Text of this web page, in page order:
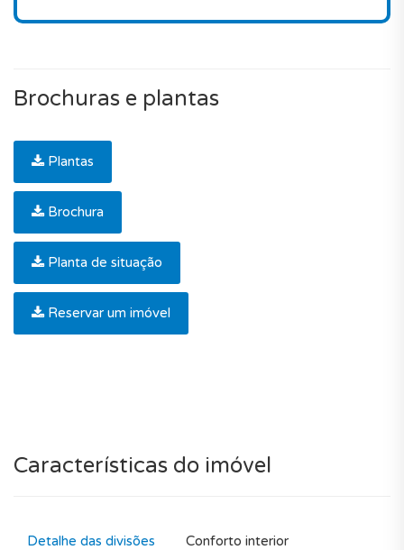
Brochuras e plantas
Plantas
Brochura
Planta de situação
Reservar um imóvel
Características do imóvel
Detalhe das divisões Conforto interior